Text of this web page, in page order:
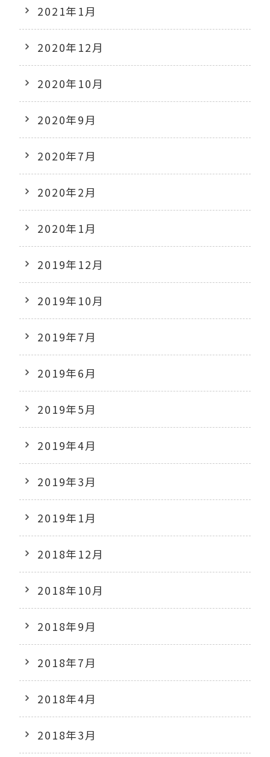
2021年1月
2020年12月
2020年10月
2020年9月
2020年7月
2020年2月
2020年1月
2019年12月
2019年10月
2019年7月
2019年6月
2019年5月
2019年4月
2019年3月
2019年1月
2018年12月
2018年10月
2018年9月
2018年7月
2018年4月
2018年3月